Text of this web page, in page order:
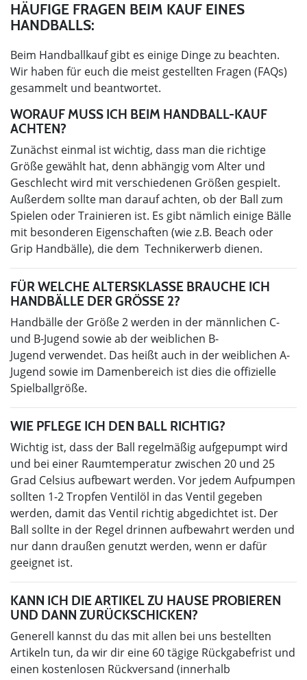
HÄUFIGE FRAGEN BEIM KAUF EINES
HANDBALLS:
Beim Handballkauf gibt es einige Dinge zu beachten.
Wir haben für euch die meist gestellten Fragen (FAQs)
gesammelt und beantwortet.
WORAUF MUSS ICH BEIM HANDBALL-KAUF
ACHTEN?
Zunächst einmal ist wichtig, dass man die richtige
Größe gewählt hat, denn abhängig vom Alter und
Geschlecht wird mit verschiedenen Größen gespielt.
Außerdem sollte man darauf achten, ob der Ball zum
Spielen oder Trainieren ist. Es gibt nämlich einige Bälle
mit besonderen Eigenschaften (wie z.B. Beach oder
Grip Handbälle), die dem Technikerwerb dienen.
FÜR WELCHE ALTERSKLASSE BRAUCHE ICH
HANDBÄLLE DER GRÖSSE 2?
Handbälle der Größe 2 werden in der männlichen C-
und B-Jugend sowie ab der weiblichen B-
Jugend verwendet. Das heißt auch in der weiblichen A-
Jugend sowie im Damenbereich ist dies die offizielle
Spielballgröße.
WIE PFLEGE ICH DEN BALL RICHTIG?
Wichtig ist, dass der Ball regelmäßig aufgepumpt wird
und bei einer Raumtemperatur zwischen 20 und 25
Grad Celsius aufbewart werden. Vor jedem Aufpumpen
sollten 1-2 Tropfen Ventilöl in das Ventil gegeben
werden, damit das Ventil richtig abgedichtet ist. Der
Ball sollte in der Regel drinnen aufbewahrt werden und
nur dann draußen genutzt werden, wenn er dafür
geeignet ist.
KANN ICH DIE ARTIKEL ZU HAUSE PROBIEREN
UND DANN ZURÜCKSCHICKEN?
Generell kannst du das mit allen bei uns bestellten
Artikeln tun, da wir dir eine 60 tägige Rückgabefrist und
einen kostenlosen Rückversand (innerhalb